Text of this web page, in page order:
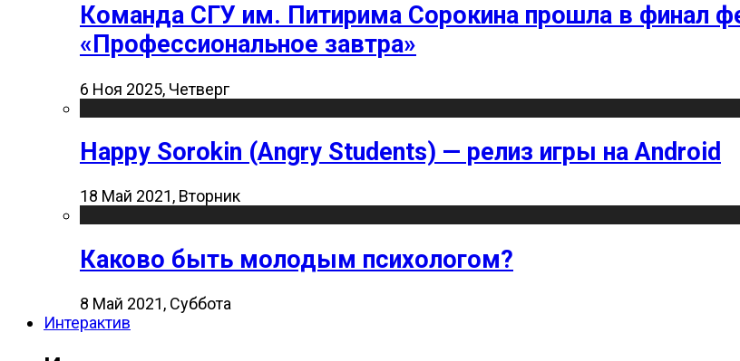
Команда СГУ им. Питирима Сорокина прошла в финал
«Профессиональное завтра»
6 Ноя 2025, Четверг
Happy Sorokin (Angry Students) — релиз игры на Android
18 Май 2021, Вторник
Каково быть молодым психологом?
8 Май 2021, Суббота
Интерактив